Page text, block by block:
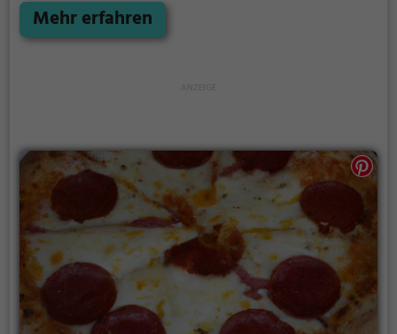
kroatischen und balkanischen Küche. Die
Speisekarte bietet zudem eine Auswahl an
Tradition in vollen Zügen erleben kann.
Mehr erfahren